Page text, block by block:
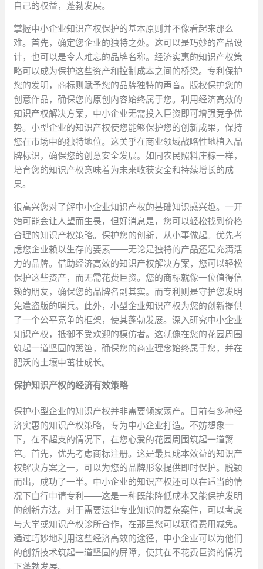
自己的权益，蓬勃发展。
掌握中小企业知识产权保护的基本原则并不像看起来那么
难。首先，确定您企业的独特之处。这可以是巧妙的产品设
计，也可以是令人难忘的品牌名称。经济实惠的知识产权策
略可以成为保护这些资产和控制成本之间的桥梁。专利保护
您的发明，商标则赋予您的品牌独特的声音。版权保护您的
创意作品，确保您的原创内容始终属于您。利用经济高效的
知识产权解决方案，中小企业无需投入巨资即可增强竞争优
势。小型企业的知识产权使您能够保护您的创新成果，保持
您在市场中的独特地位。这关乎在商业领域战略性地植入品
牌标识，确保您的创意安全发展。如同农民照料庄稼一样，
培育您的知识产权意味着为未来收获安全和持续增长的成
果。
很高兴您对了解中小企业知识产权的基础知识感兴趣。一开
始可能会让人望而生畏，但好消息是，您可以轻松找到价格
合理的知识产权策略。保护您的创新，从小事做起。优先考
虑您企业赖以生存的要素——无论是独特的产品还是充满活
力的品牌。借助经济高效的知识产权解决方案，您可以轻松
保护这些资产，而无需花费巨资。您的商标就像一位值得信
赖的朋友，确保您的品牌名副其实。而专利则是守护您发明
免遭盗版的哨兵。此外，小型企业知识产权为您的创新提供
了一个公平竞争的框架，使其蓬勃发展。深入研究中小企业
知识产权，抵御不受欢迎的模仿者。这就像在您的花园周围
筑起一道坚固的篱笆，确保您的商业理念始终属于您，并在
肥沃的土壤中茁壮成长。
保护知识产权的经济有效策略
保护小型企业的知识产权并非需要倾家荡产。目前有多种经
济实惠的知识产权策略，专为中小企业打造。不妨想象一
下，在不超支的情况下，在您心爱的花园周围筑起一道篱
笆。首先，优先考虑商标注册。这是最具成本效益的知识产
权解决方案之一，可以为您的品牌形象提供即时保护。脱颖
而出，成功了一半。中小企业的知识产权还可以在适当的情
况下自行申请专利——这是一种既能降低成本又能保护发明
的创新方法。对于需要法律专业知识的复杂案件，可以考虑
与大学或知识产权诊所合作，在那里您可以获得费用减免。
通过巧妙地利用这些经济高效的途径，中小企业可以为他们
的创新技术筑起一道坚固的屏障，使其在不花费巨资的情况
下蓬勃发展。